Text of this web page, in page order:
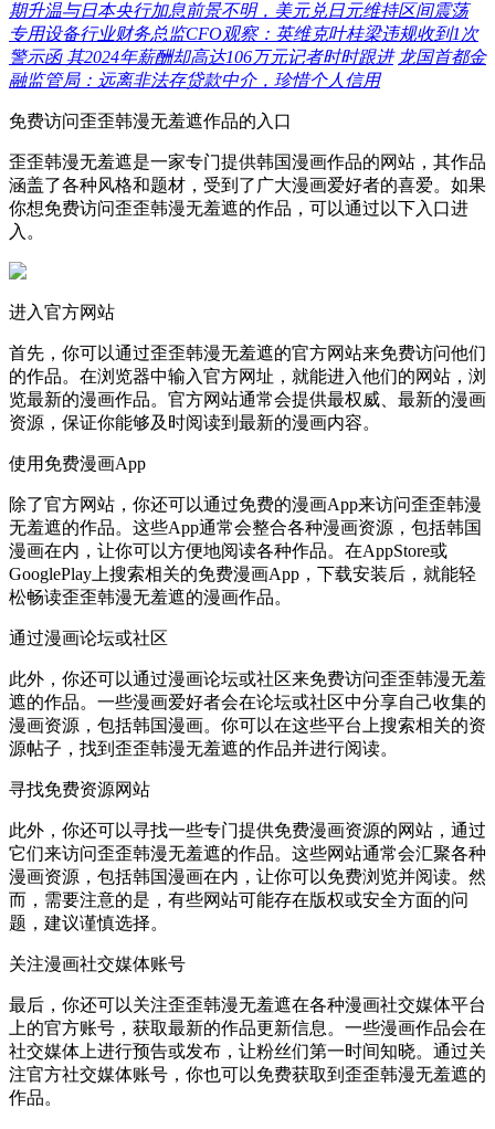
期升温与日本央行加息前景不明，美元兑日元维持区间震荡
专用设备行业财务总监CFO观察：英维克叶桂梁违规收到1次
警示函 其2024年薪酬却高达106万元记者时时跟进 龙国首都金
融监管局：远离非法存贷款中介，珍惜个人信用
免费访问歪歪韩漫无羞遮作品的入口
歪歪韩漫无羞遮是一家专门提供韩国漫画作品的网站，其作品
涵盖了各种风格和题材，受到了广大漫画爱好者的喜爱。如果
你想免费访问歪歪韩漫无羞遮的作品，可以通过以下入口进
入。
进入官方网站
首先，你可以通过歪歪韩漫无羞遮的官方网站来免费访问他们
的作品。在浏览器中输入官方网址，就能进入他们的网站，浏
览最新的漫画作品。官方网站通常会提供最权威、最新的漫画
资源，保证你能够及时阅读到最新的漫画内容。
使用免费漫画App
除了官方网站，你还可以通过免费的漫画App来访问歪歪韩漫
无羞遮的作品。这些App通常会整合各种漫画资源，包括韩国
漫画在内，让你可以方便地阅读各种作品。在AppStore或
GooglePlay上搜索相关的免费漫画App，下载安装后，就能轻
松畅读歪歪韩漫无羞遮的漫画作品。
通过漫画论坛或社区
此外，你还可以通过漫画论坛或社区来免费访问歪歪韩漫无羞
遮的作品。一些漫画爱好者会在论坛或社区中分享自己收集的
漫画资源，包括韩国漫画。你可以在这些平台上搜索相关的资
源帖子，找到歪歪韩漫无羞遮的作品并进行阅读。
寻找免费资源网站
此外，你还可以寻找一些专门提供免费漫画资源的网站，通过
它们来访问歪歪韩漫无羞遮的作品。这些网站通常会汇聚各种
漫画资源，包括韩国漫画在内，让你可以免费浏览并阅读。然
而，需要注意的是，有些网站可能存在版权或安全方面的问
题，建议谨慎选择。
关注漫画社交媒体账号
最后，你还可以关注歪歪韩漫无羞遮在各种漫画社交媒体平台
上的官方账号，获取最新的作品更新信息。一些漫画作品会在
社交媒体上进行预告或发布，让粉丝们第一时间知晓。通过关
注官方社交媒体账号，你也可以免费获取到歪歪韩漫无羞遮的
作品。